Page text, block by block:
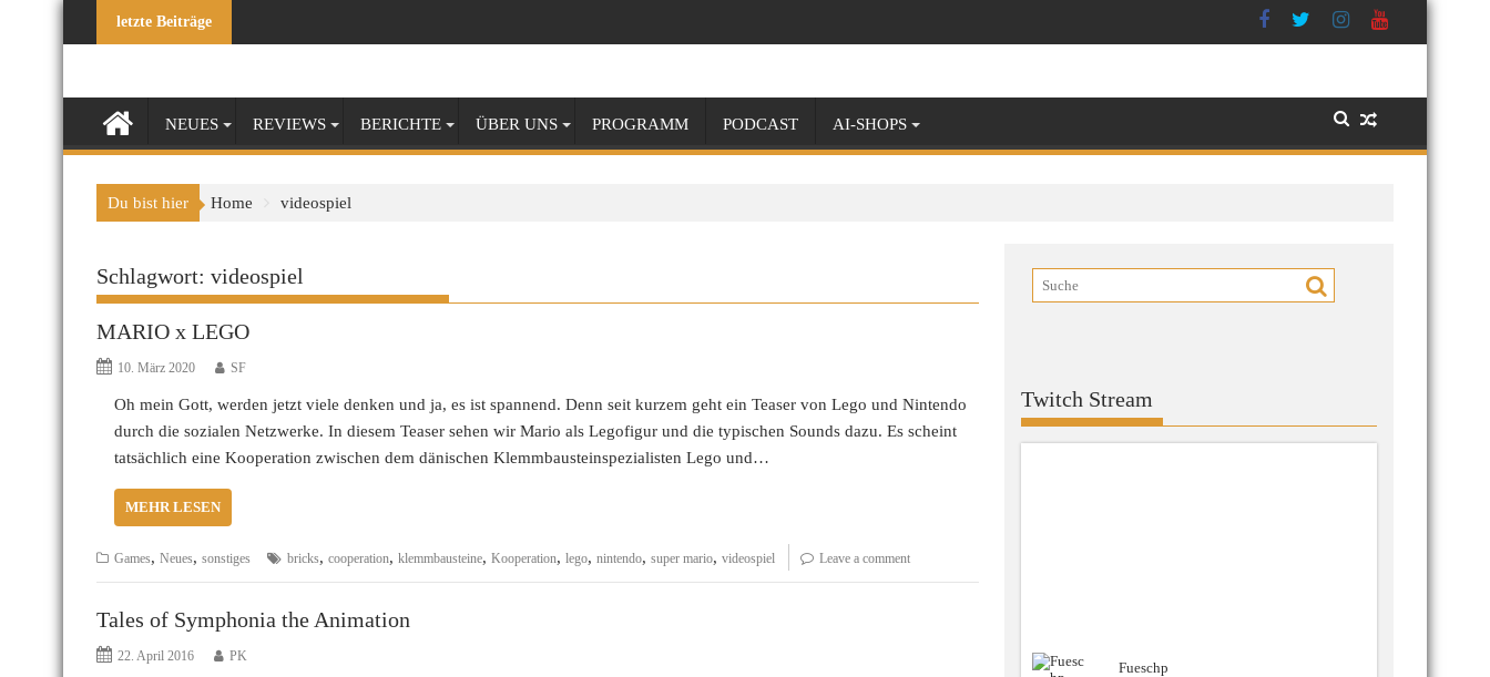
letzte Beiträge
NEUES REVIEWS BERICHTE ÜBER UNS PROGRAMM PODCAST AI-SHOPS
Du bist hier Home videospiel
Schlagwort: videospiel
MARIO x LEGO
10. März 2020 SF
Oh mein Gott, werden jetzt viele denken und ja, es ist spannend. Denn seit kurzem geht ein Teaser von Lego und Nintendo
durch die sozialen Netzwerke. In diesem Teaser sehen wir Mario als Legofigur und die typischen Sounds dazu. Es scheint
tatsächlich eine Kooperation zwischen dem dänischen Klemmbausteinspezialisten Lego und…
MEHR LESEN
Games, Neues, sonstiges bricks, cooperation, klemmbausteine, Kooperation, lego, nintendo, super mario, videospiel Leave a comment
Tales of Symphonia the Animation
22. April 2016 PK
Twitch Stream
Fueschp